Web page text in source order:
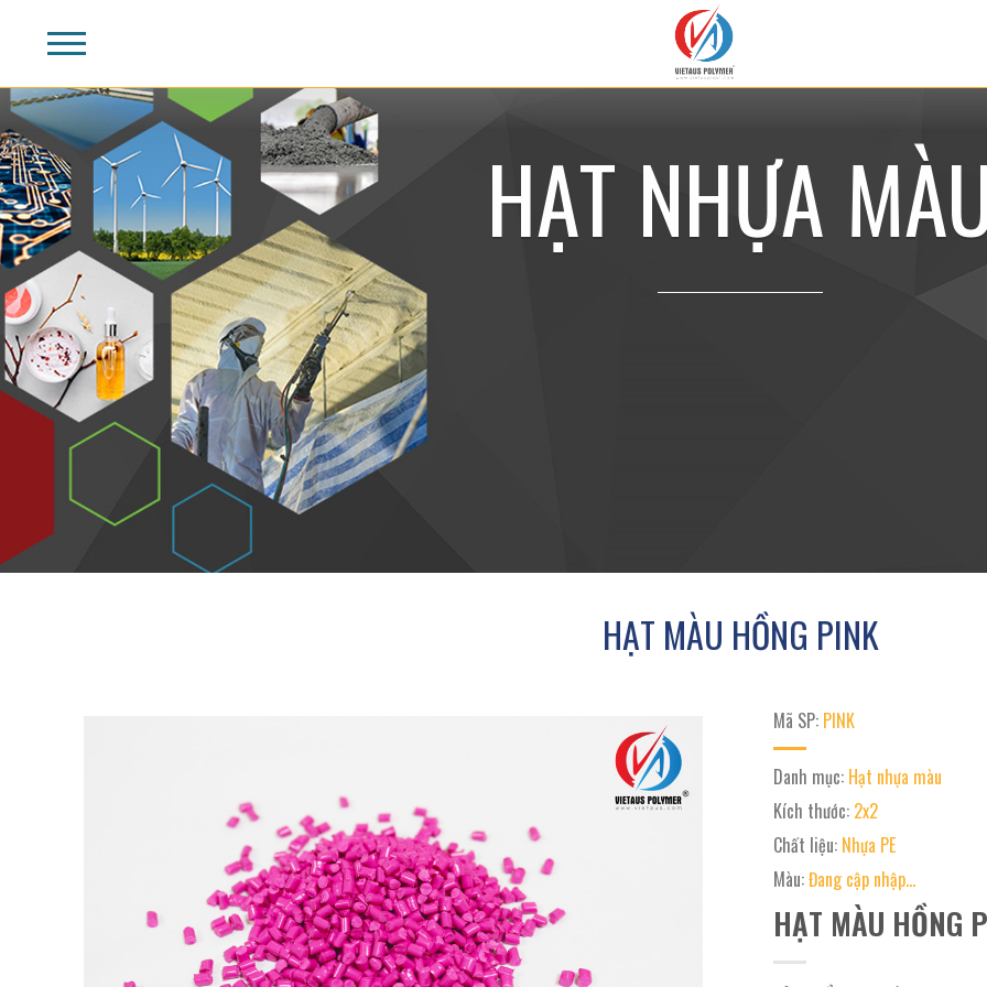
HẠT NHỰA MÀ
HẠT MÀU HỒNG PINK
Mã SP: PINK
Danh mục: Hạt nhựa màu
Kích thước: 2x2
Chất liệu: Nhựa PE
Màu:Đang cập nhập...
HẠT MÀU HỒNG